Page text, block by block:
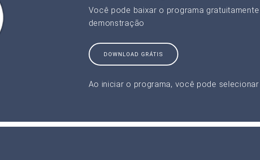
Você pode baixar o programa
demonstração
DOWNLOAD GRÁTIS
Ao iniciar o programa, você pode selecionar